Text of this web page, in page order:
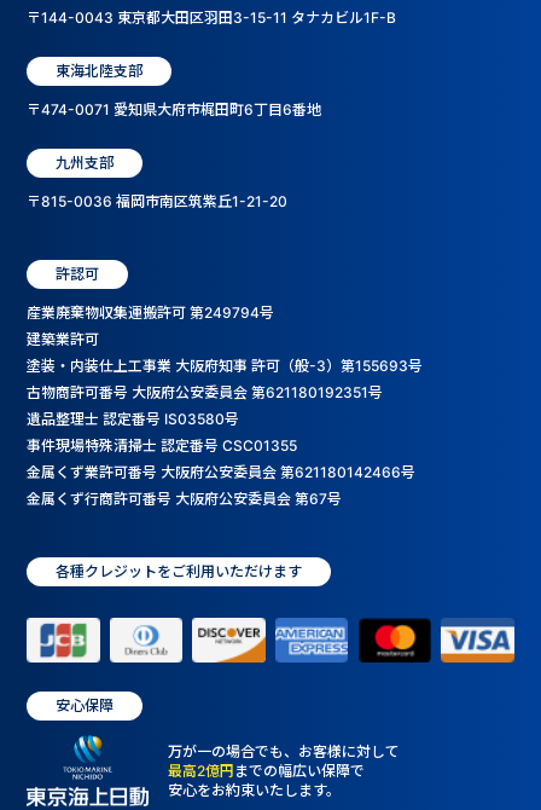
〒144-0043 東京都大田区羽田3-15-11 タナカビル1F-B
東海北陸支部
〒474-0071 愛知県大府市梶田町6丁目6番地
九州支部
〒815-0036 福岡市南区筑紫丘1-21-20
許認可
産業廃棄物収集運搬許可 第249794号
建築業許可
塗装・内装仕上工事業 大阪府知事 許可（般-3）第155693号
古物商許可番号 大阪府公安委員会 第621180192351号
遺品整理士 認定番号 IS03580号
事件現場特殊清掃士 認定番号 CSC01355
金属くず業許可番号 大阪府公安委員会 第621180142466号
金属くず行商許可番号 大阪府公安委員会 第67号
各種クレジットをご利用いただけます
安心保障
万が一の場合でも、お客様に対して
最高2億円 までの幅広い保障で
安心をお約束いたします。